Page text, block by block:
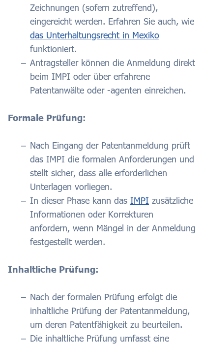
Zeichnungen (sofern zutreffend),
eingereicht werden. Erfahren Sie auch, wie
das Unterhaltungsrecht in Mexiko
funktioniert.
Antragsteller können die Anmeldung direkt
beim IMPI oder über erfahrene
Patentanwälte oder -agenten einreichen.
Formale Prüfung:
Nach Eingang der Patentanmeldung prüft
das IMPI die formalen Anforderungen und
stellt sicher, dass alle erforderlichen
Unterlagen vorliegen.
In dieser Phase kann das IMPI zusätzliche
Informationen oder Korrekturen
anfordern, wenn Mängel in der Anmeldung
festgestellt werden.
Inhaltliche Prüfung:
Nach der formalen Prüfung erfolgt die
inhaltliche Prüfung der Patentanmeldung,
um deren Patentfähigkeit zu beurteilen.
Die inhaltliche Prüfung umfasst eine